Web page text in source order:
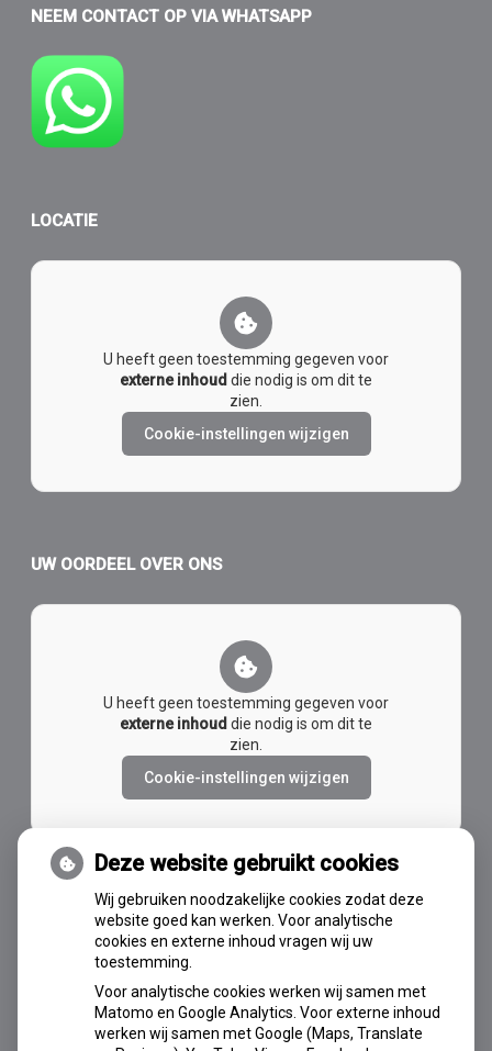
NEEM CONTACT OP VIA WHATSAPP
LOCATIE
U heeft geen toestemming gegeven voor
externe inhoud die nodig is om dit te
zien.
Cookie-instellingen wijzigen
UW OORDEEL OVER ONS
U heeft geen toestemming gegeven voor
externe inhoud die nodig is om dit te
zien.
Cookie-instellingen wijzigen
Deze website gebruikt cookies
Wij gebruiken noodzakelijke cookies zodat deze
website goed kan werken. Voor analytische
cookies en externe inhoud vragen wij uw
toestemming.
Voor analytische cookies werken wij samen met
Matomo en Google Analytics. Voor externe inhoud
werken wij samen met Google (Maps, Translate